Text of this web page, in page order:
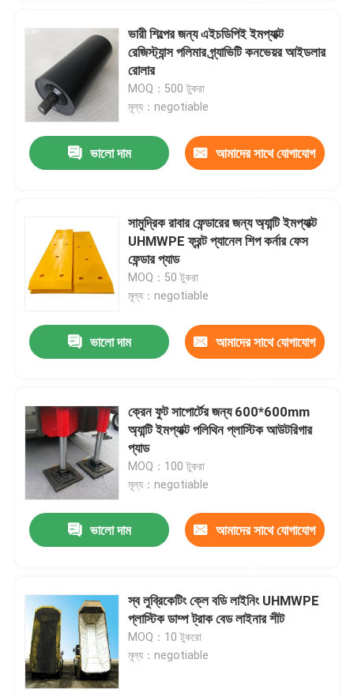
ভারী শিল্পের জন্য এইচডিপিই ইমপ্যাক্ট
রেজিস্ট্যান্স পলিমার গ্র্যাভিটি কনভেয়র আইডলার
রোলার
MOQ：500 টুকরা
মূল্য：negotiable
ভালো দাম আমাদের সাথে যোগাযোগ
সামুদ্রিক রাবার ফেন্ডারের জন্য অ্যান্টি ইমপ্যাক্ট
UHMWPE ফ্রন্ট প্যানেল শিপ কর্নার ফেস
ফেন্ডার প্যাড
MOQ：50 টুকরা
মূল্য：negotiable
ভালো দাম আমাদের সাথে যোগাযোগ
ক্রেন ফুট সাপোর্টের জন্য 600*600mm
অ্যান্টি ইমপ্যাক্ট পলিথিন প্লাস্টিক আউটরিগার
প্যাড
MOQ：100 টুকরা
মূল্য：negotiable
ভালো দাম আমাদের সাথে যোগাযোগ
স্ব লুব্রিকেটিং ক্লে বডি লাইনিং UHMWPE
প্লাস্টিক ডাম্প ট্রাক বেড লাইনার শীট
MOQ：10 টুকরো
মূল্য：negotiable